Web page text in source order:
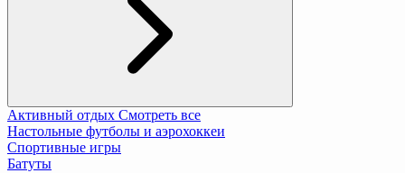
Активный отдых Смотреть все
Настольные футболы и аэрохоккеи
Спортивные игры
Батуты